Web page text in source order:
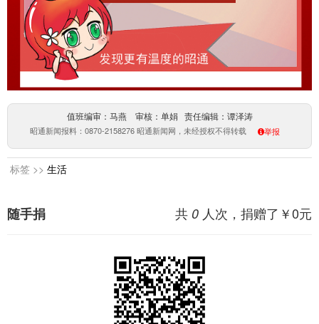
值班编审：马燕 审核：单娟 责任编辑：谭泽涛
昭通新闻报料：0870-2158276 昭通新闻网，未经授权不得转载 举报
标签 >> 生活
共 0 人次，捐赠了￥0元
随手捐